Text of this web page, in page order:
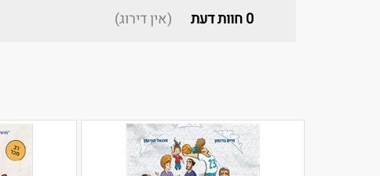
0חוות דעת (אין דירוג)